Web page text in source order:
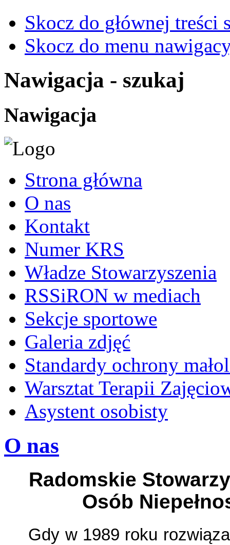
Skocz do głównej treści
Skocz do menu
Nawigacja - szukaj
Nawigacja
Strona główna
O nas
Kontakt
Numer KRS
Władze Stowarzyszenia
RSSiRON w mediach
Sekcje sportowe
Galeria zdjęć
Standardy ochrony
Warsztat Terapii
Asystent osobisty
O nas
Radomskie
Osób
Gdy w 1989 roku